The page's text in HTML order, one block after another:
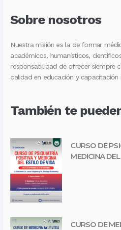
Sobre nosotros
Nuestra misión es la de formar
académicos, humanísticos,
responsabilidad de ofrecer siempre
calidad en educación y capacitación
También te
CURSO DE
MEDICINA
CURSO DE